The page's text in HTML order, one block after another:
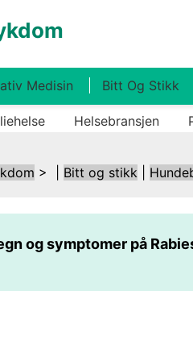
Medisin Bitt Og Stikk
Helsebransjen
> | Bitt og stikk
og symptomer på